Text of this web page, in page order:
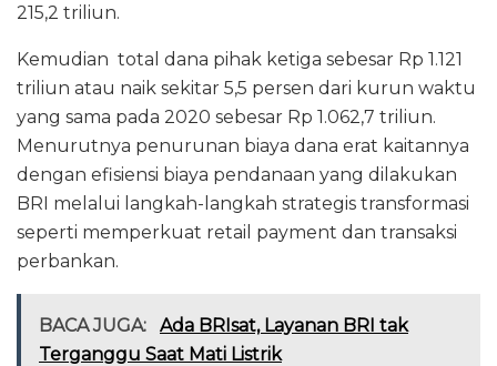
215,2 triliun.
Kemudian total dana pihak ketiga sebesar Rp 1.121
triliun atau naik sekitar 5,5 persen dari kurun waktu
yang sama pada 2020 sebesar Rp 1.062,7 triliun.
Menurutnya penurunan biaya dana erat kaitannya
dengan efisiensi biaya pendanaan yang dilakukan
BRI melalui langkah-langkah strategis transformasi
seperti memperkuat retail payment dan transaksi
perbankan.
BACA JUGA:
Ada BRIsat, Layanan BRI tak
Terganggu Saat Mati Listrik